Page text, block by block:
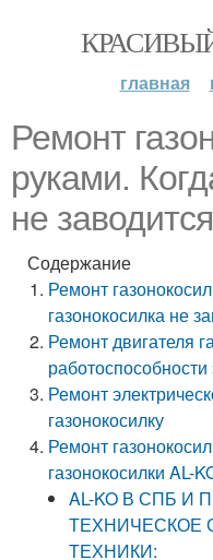
главная
Ремонт
руками.
не заводится
Содержание
Ремонт
газонокосилка не
Ремонт двигателя
Ремонт
газонокосилку
Ремонт
газонокосилки AL-
AL-KO В СПБ
ТЕХНИЧЕСКОЕ
ТЕХНИКИ: